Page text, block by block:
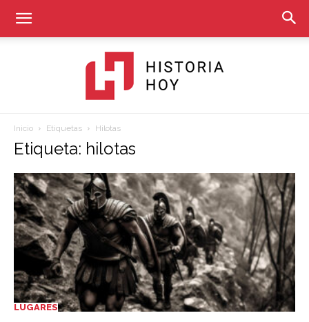
Hoy
Inicio Etiquetas Hilotas
Etiqueta: hilotas
LUGARES